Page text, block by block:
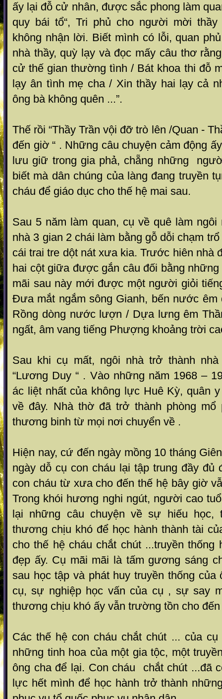
ấy lại đỗ cử nhân, được sắc phong làm
quy bái tổ“, Tri phủ cho người mời
không nhận lời. Biết mình có lỗi, quan
nhà thầy, quỳ lạy và đọc mấy câu thơ
cử thế gian thường tình / Bát khoa thi đỗ
lạy ân tình mẹ cha / Xin thầy hai lạy cả
ông bà không quên ...”.
Thế rồi “Thầy Trần vội đỡ trò lên /Quan -
đến giờ “ . Những câu chuyện cảm động
lưu giữ trong gia phả, chẵng những
biết mà dân chúng của làng đang truyền
cháu để giáo dục cho thế hệ mai sau.
Sau 5 năm làm quan, cụ về quê làm
nhà 3 gian 2 chái làm bằng gỗ dỗi chạm
cái trai tre dột nát xưa kia. Trước hiên nhà
hai cột giữa được gắn câu đối bằng những
mãi sau này mới được một người giỏi
Đưa mắt ngắm sông Gianh, bến nước êm
Rồng dòng nước lượn / Dựa lưng êm
ngất, âm vang tiếng Phượng khoảng trời
Sau khi cụ mất, ngôi nhà trở thành
“Lương Duy “ . Vào những năm 1968 –
ác liệt nhất của không lực Huê Kỳ, quân
về đây. Nhà thờ đã trở thành phòng mổ
thương binh từ mọi nơi chuyển về .
Hiện nay, cứ đến ngày mồng 10 tháng
ngày dỗ cụ con cháu lại tập trung đầy đủ
con cháu từ xưa cho đến thế hệ bây giờ
Trong khói hương nghi ngút, người cao
lại những câu chuyện về sự hiếu học,
thương chịu khó để học hành thành tài
cho thế hệ cháu chắt chút ...truyền thống
đẹp ấy. Cụ mãi mãi là tấm gương sáng
sau học tập và phát huy truyền thống của
cụ, sự nghiệp học vấn của cụ , sự say
thương chịu khó ấy vẫn trường tồn cho
Các thế hệ con cháu chắt chút ... của
những tinh hoa của một gia tộc, một
ông cha để lại. Con cháu chắt chút ...đã
lực hết mình để học hành trở thành